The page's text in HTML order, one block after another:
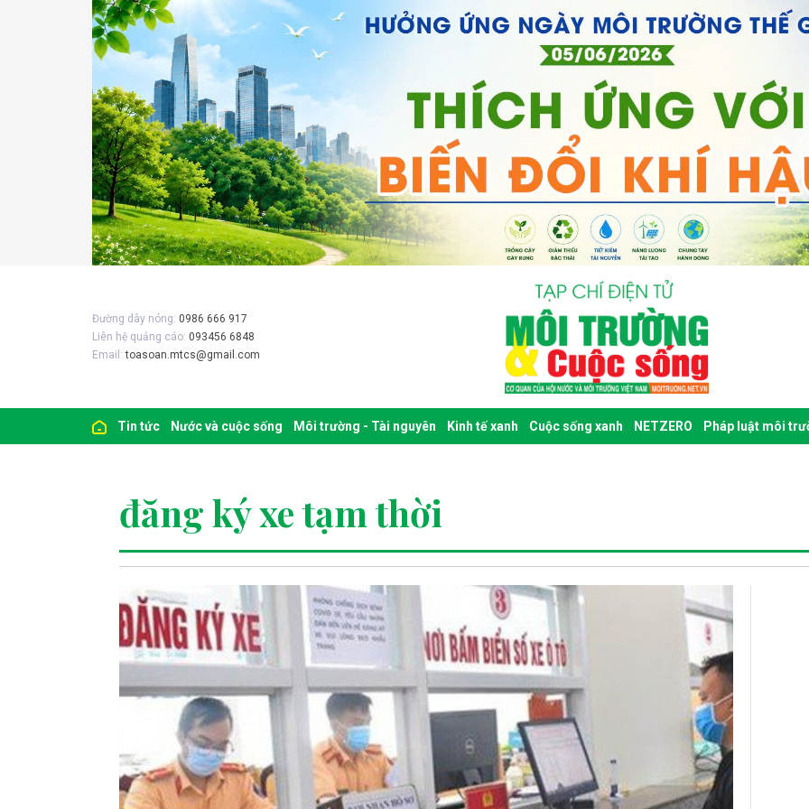
Đường dây nóng: 0986 666 917
Liên hệ quảng cáo: 093456 6848
Email:toasoan.mtcs@gmail.com
Tin tức Nước và cuộc sống Môi trường - Tài nguyên Kinh tế xanh Cuộc sống xanh NETZERO Pháp luật môi
đăng ký xe tạm thời